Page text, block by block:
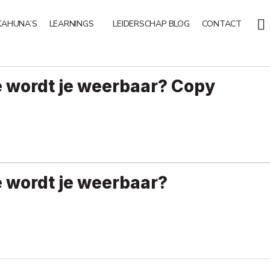
LEARNINGS LEIDERSCHAP BLOG CONTACT
wordt je weerbaar? Copy
wordt je weerbaar?